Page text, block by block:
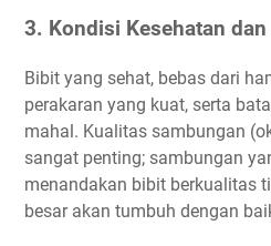
3. Kondisi Kesehatan
Bibit yang sehat, bebas dari
perakaran yang kuat, serta
mahal. Kualitas sambungan
sangat penting; sambungan
menandakan bibit berkualitas
besar akan tumbuh dengan